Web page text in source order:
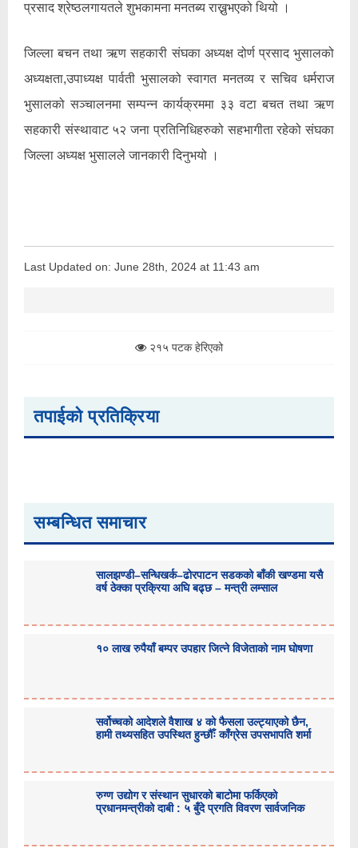
प्रसाद श्रेष्ठलगायतले शुभकामना मनतब्य राख्नुभएको थियो ।
जिल्ला बचन तथा ऋण सहकारी संघका अध्यक्ष दोर्ण प्रसाद भुसालको
अध्यक्षता,उपाध्यक्ष पार्वती भुसालको स्वागत मनतव्य र सचिव धर्मराज
भुसालको सञ्चालनमा सम्पन्न कार्यक्रममा ३३ वटा बचत तथा ऋण
सहकारी संस्थावाट ५२ जना प्रतिनिधिहरुको सहभागीता रहेको संघका
जिल्ला अध्यक्ष भुसालले जानकारी दिनुभयो ।
Last Updated on: June 28th, 2024 at 11:43 am
२१५ पटक हेरिएको
तपाईको प्रतिक्रिया
सम्बन्धित समाचार
सालझण्डी–सन्धिखर्क–ढोरपाटन सडकको बाँकी खण्डमा यसै
वर्ष ठेक्का प्रक्रिया अघि बढ्छ – मन्त्री लम्साल
१० लाख रुपैयाँ बम्पर उपहार जित्ने विजेताको नाम घोषणा
सर्वोच्चको आदेशले वैशाख ४ को फैसला उल्ट्याएको छैन,
हामी तथ्यसहित उपस्थित हुन्छौँः काँग्रेस उपसभापति शर्मा
रुग्ण उद्योग र संस्थान सुधारको बाटोमा फर्किएको
प्रधानमन्त्रीको दाबी : ५ बुँदे प्रगति विवरण सार्वजनिक